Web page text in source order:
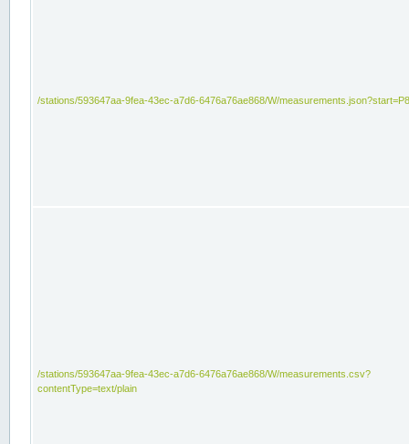
/stations/593647aa-9fea-43ec-a7d6-6476a76ae868/W/
/stations/593647aa-9fea-43ec-a7d6-6476a76ae868/W/measurements.csv?
contentType=text/plain